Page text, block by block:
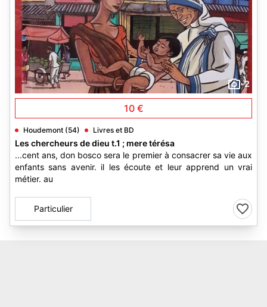
2
10 €
Houdemont (54) Livres et BD
Les chercheurs de dieu t.1 ; mere térésa
...cent ans, don bosco sera le premier à consacrer sa vie aux
enfants sans avenir. il les écoute et leur apprend un vrai
métier. au
Particulier